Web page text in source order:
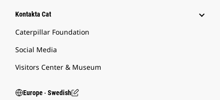
Kontakta Cat
Caterpillar Foundation
Social Media
Visitors Center & Museum
Europe ‧ Swedish